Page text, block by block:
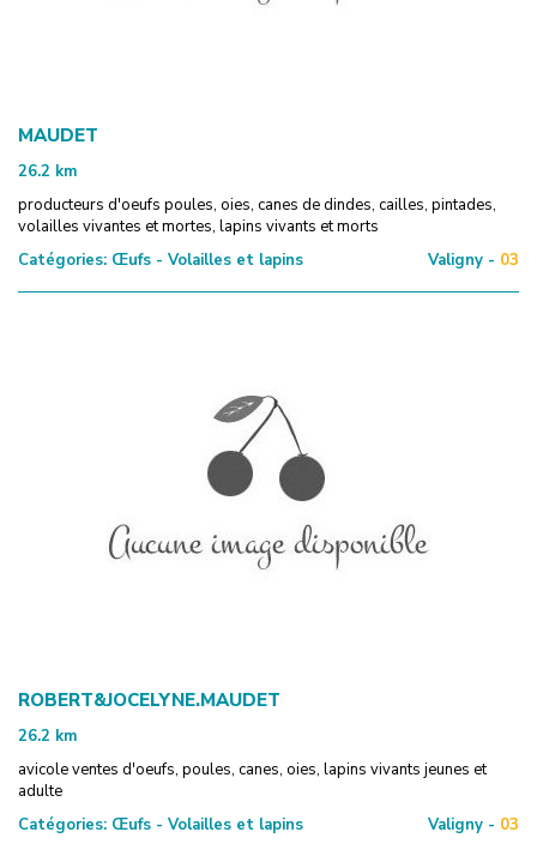
MAUDET
26.2 km
producteurs d'oeufs poules, oies, canes de dindes, cailles, pintades,
volailles vivantes et mortes, lapins vivants et morts
Catégories: Œufs - Volailles et lapins Valigny - 03
ROBERT&JOCELYNE.MAUDET
26.2 km
avicole ventes d'oeufs, poules, canes, oies, lapins vivants jeunes et
adulte
Catégories: Œufs - Volailles et lapins Valigny - 03